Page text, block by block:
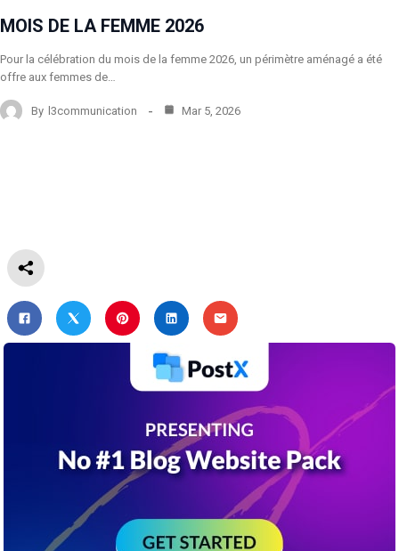
MOIS DE LA FEMME 2026
Pour la célébration du mois de la femme 2026, un périmètre aménagé a été
offre aux femmes de…
By l3communication Mar 5, 2026